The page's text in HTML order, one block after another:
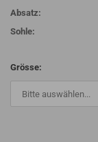
Absatz:
Sohle:
Grösse: